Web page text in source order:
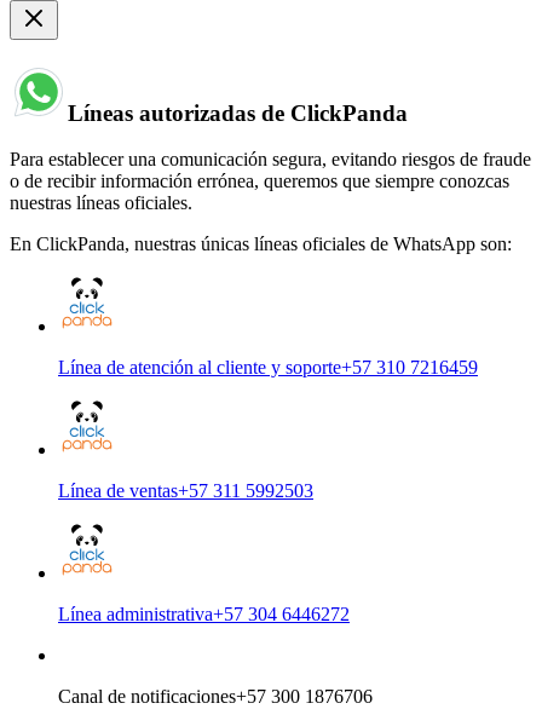
Líneas autorizadas de ClickPanda
Para establecer una comunicación segura, evitando riesgos de fraude
o de recibir información errónea, queremos que siempre conozcas
nuestras líneas oficiales.
En ClickPanda, nuestras únicas líneas oficiales de WhatsApp son:
Línea de atención al cliente y soporte+57 310 7216459
Línea de ventas+57 311 5992503
Línea administrativa+57 304 6446272
Canal de notificaciones+57 300 1876706